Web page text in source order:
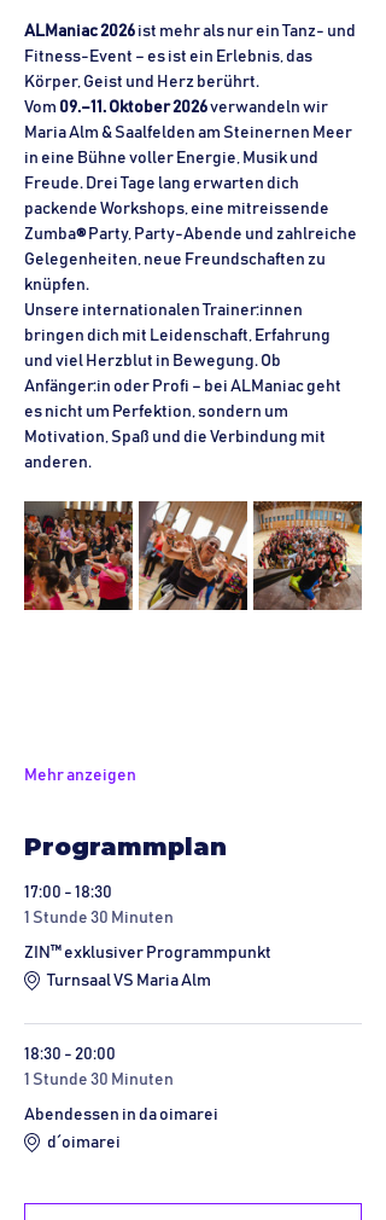
ALManiac 2026 ist mehr als nur ein Tanz- und
Fitness-Event – es ist ein Erlebnis, das
Körper, Geist und Herz berührt.
Vom 09.–11. Oktober 2026 verwandeln wir
Maria Alm & Saalfelden am Steinernen Meer
in eine Bühne voller Energie, Musik und
Freude. Drei Tage lang erwarten dich
packende Workshops, eine mitreissende
Zumba® Party, Party-Abende und zahlreiche
Gelegenheiten, neue Freundschaften zu
knüpfen.
Unsere internationalen Trainer:innen
bringen dich mit Leidenschaft, Erfahrung
und viel Herzblut in Bewegung. Ob
Anfänger:in oder Profi – bei ALManiac geht
es nicht um Perfektion, sondern um
Motivation, Spaß und die Verbindung mit
anderen.
Mehr anzeigen
Programmplan
17:00 - 18:30
1 Stunde 30 Minuten
ZIN™ exklusiver Programmpunkt
Turnsaal VS Maria Alm
18:30 - 20:00
1 Stunde 30 Minuten
Abendessen in da oimarei
d´oimarei